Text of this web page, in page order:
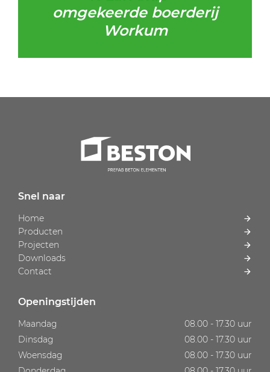
omgekeerde boerderij
Workum
Snel naar
Home
Producten
Projecten
Downloads
Contact
Openingstijden
Maandag
08.00 - 17.30 uur
Dinsdag
08.00 - 17.30 uur
Woensdag
08.00 - 17.30 uur